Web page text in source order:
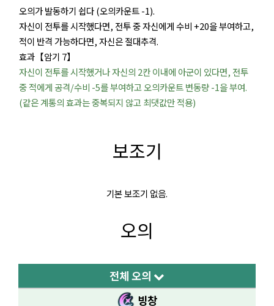
오의가 발동하기 쉽다 (오의카운트 -1).
자신이 전투를 시작했다면, 전투 중 자신에게 수비 +20을 부여하고,
적이 반격 가능하다면, 자신은 절대추격.
효과【암기 7】
자신이 전투를 시작했거나 자신의 2칸 이내에 아군이 있다면, 전투
중 적에게 공격/수비 -5를 부여하고 오의카운트 변동량 -1을 부여.
(같은 계통의 효과는 중복되지 않고 최댓값만 적용)
보조기
기본 보조기 없음.
오의
전체 오의
빙창